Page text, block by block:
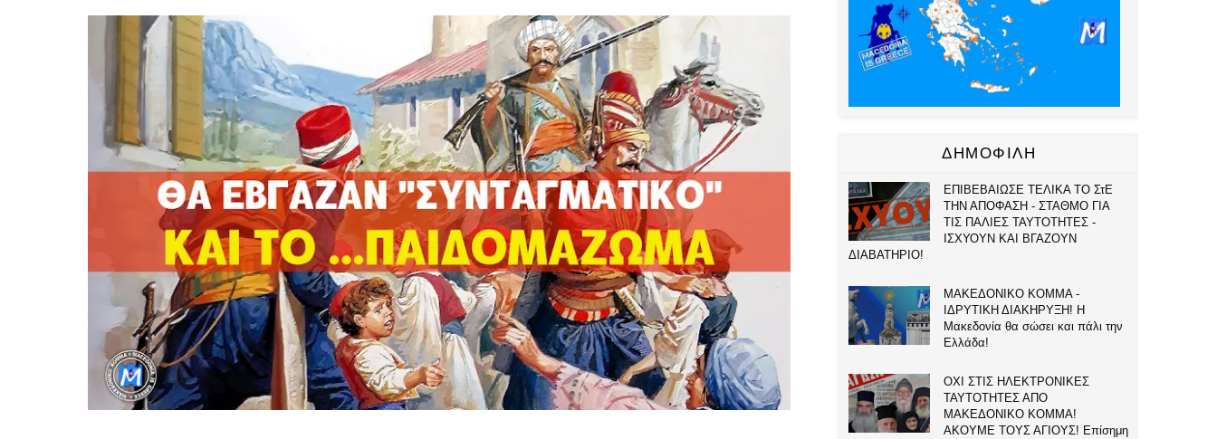
ΔΗΜΟΦΙΛΗ
ΕΠΙΒΕΒΑΙΩΣΕ ΤΕΛΙΚΑ ΤΟ ΣτΕ
ΤΗΝ ΑΠΟΦΑΣΗ - ΣΤΑΘΜΟ ΓΙΑ
ΤΙΣ ΠΑΛΙΕΣ ΤΑΥΤΟΤΗΤΕΣ -
ΙΣΧΥΟΥΝ ΚΑΙ ΒΓΑΖΟΥΝ
ΔΙΑΒΑΤΗΡΙΟ!
ΜΑΚΕΔΟΝΙΚΟ ΚΟΜΜΑ -
ΙΔΡΥΤΙΚΗ ΔΙΑΚΗΡΥΞΗ! Η
Μακεδονία θα σώσει και πάλι την
Ελλάδα!
ΟΧΙ ΣΤΙΣ ΗΛΕΚΤΡΟΝΙΚΕΣ
ΤΑΥΤΟΤΗΤΕΣ ΑΠΟ
ΜΑΚΕΔΟΝΙΚΟ ΚΟΜΜΑ!
ΑΚΟΥΜΕ ΤΟΥΣ ΑΓΙΟΥΣ! Επίσημη